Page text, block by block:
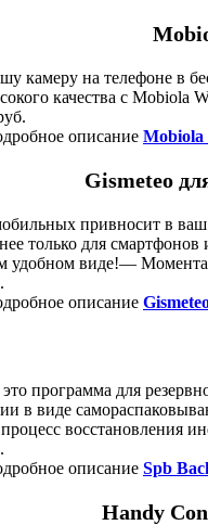
камеру на телефоне в
качества с Mobiola
описание Mobiola
Gismeteo
привносит в
только для
удобном виде!—
описание
программа для
в виде
процесс восстановления
описание Spb
Handy